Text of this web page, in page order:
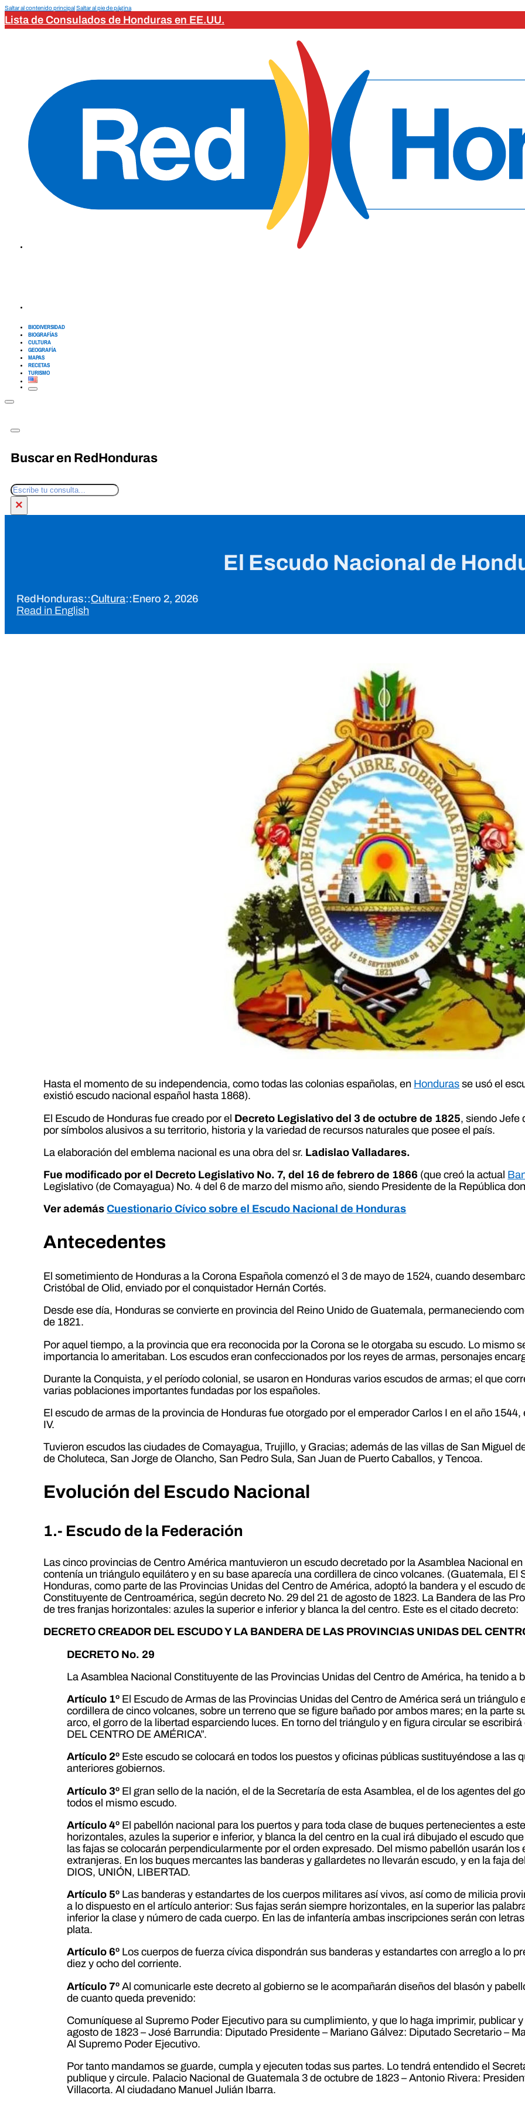
Saltar al contenido principalSaltar al pie de página
Lista de Consulados de Honduras en EE.UU.
BIODIVERSIDAD
BIOGRAFÍAS
CULTURA
GEOGRAFÍA
MAPAS
RECETAS
TURISMO
Buscar en RedHonduras
Buscar
×
El Escudo Nacional de
RedHonduras::Cultura::Enero 2, 2026
Read in English
Hasta el momento de su independencia, como todas las colonias españolas, en Honduras se usó el
existió escudo nacional español hasta 1868).
El Escudo de Honduras fue creado por el Decreto Legislativo del 3 de octubre de 1825, siendo Jefe
por símbolos alusivos a su territorio, historia y la variedad de recursos naturales que posee el país.
La elaboración del emblema nacional es una obra del sr. Ladislao Valladares.
Fue modificado por el Decreto Legislativo No. 7, del 16 de febrero de 1866 (que creó la actual
Legislativo (de Comayagua) No. 4 del 6 de marzo del mismo año, siendo Presidente de la República
Ver ademásCuestionario Cívico sobre el Escudo Nacional de Honduras
Antecedentes
El sometimiento de Honduras a la Corona Española comenzó el 3 de mayo de 1524, cuando
Cristóbal de Olid, enviado por el conquistador Hernán Cortés.
Desde ese día, Honduras se convierte en provincia del Reino Unido de Guatemala, permaneciendo
de 1821.
Por aquel tiempo, a la provincia que era reconocida por la Corona se le otorgaba su escudo. Lo mismo
importancia lo ameritaban. Los escudos eran confeccionados por los reyes de armas, personajes
Durante la Conquista, yel período colonial, se usaron en Honduras varios escudos de armas; el que
varias poblaciones importantes fundadas por los españoles.
El escudo de armas de la provincia de Honduras fue otorgado por el emperador Carlos I en el año
IV.
Tuvieron escudos las ciudades de Comayagua, Trujillo, y Gracias; además de las villas de San Miguel
de Choluteca, San Jorge de Olancho, San Pedro Sula, San Juan de Puerto Caballos, y Tencoa.
Evolución del Escudo Nacional
1.- Escudo de la Federación
Las cinco provincias de Centro América mantuvieron un escudo decretado por la Asamblea Nacional
contenía un triángulo equilátero y en su base aparecía una cordillera de cinco volcanes. (Guatemala, El
Honduras, como parte de las Provincias Unidas del Centro de América, adoptó la bandera y el escudo
Constituyente de Centroamérica, según decreto No. 29 del 21 de agosto de 1823. La Bandera de las
de tres franjas horizontales: azules la superior e inferior y blanca la del centro. Este es el citado decreto:
DECRETO CREADOR DEL ESCUDO Y LA BANDERA DE LAS PROVINCIAS UNIDAS DEL
DECRETO No. 29
La Asamblea Nacional Constituyente de las Provincias Unidas del Centro de América, ha tenido a
Artículo 1º El Escudo de Armas de las Provincias Unidas del Centro de América será un triángulo
cordillera de cinco volcanes, sobre un terreno que se figure bañado por ambos mares; en la parte
arco, el gorro de la libertad esparciendo luces. En torno del triángulo y en figura circular se
DEL CENTRO DE AMÉRICA”.
Artículo 2º Este escudo se colocará en todos los puestos y oficinas públicas sustituyéndose a las
anteriores gobiernos.
Artículo 3º El gran sello de la nación, el de la Secretaría de esta Asamblea, el de los agentes del
todos el mismo escudo.
Artículo 4º El pabellón nacional para los puertos y para toda clase de buques pertenecientes a
horizontales, azules la superior e inferior, y blanca la del centro en la cual irá dibujado el escudo
las fajas se colocarán perpendicularmente por el orden expresado. Del mismo pabellón usarán
extranjeras. En los buques mercantes las banderas y gallardetes no llevarán escudo, y en la faja
DIOS, UNIÓN, LIBERTAD.
Artículo 5º Las banderas y estandartes de los cuerpos militares así vivos, así como de milicia
a lo dispuesto en el artículo anterior: Sus fajas serán siempre horizontales, en la superior las
inferior la clase y número de cada cuerpo. En las de infantería ambas inscripciones serán con
plata.
Artículo 6º Los cuerpos de fuerza cívica dispondrán sus banderas y estandartes con arreglo a lo
diez y ocho del corriente.
Artículo 7º Al comunicarle este decreto al gobierno se le acompañarán diseños del blasón y
de cuanto queda prevenido:
Comuníquese al Supremo Poder Ejecutivo para su cumplimiento, y que lo haga imprimir, publicar
agosto de 1823 – José Barrundia: Diputado Presidente – Mariano Gálvez: Diputado Secretario –
Al Supremo Poder Ejecutivo.
Por tanto mandamos se guarde, cumpla y ejecuten todas sus partes. Lo tendrá entendido el
publique y circule. Palacio Nacional de Guatemala 3 de octubre de 1823 – Antonio Rivera:
Villacorta. Al ciudadano Manuel Julián Ibarra.